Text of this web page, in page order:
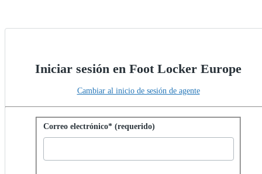
Iniciar sesión en Foot Locker Europe
Cambiar al inicio de sesión de agente
Iniciar sesión con contraseña
Correo electrónico* (requerido)